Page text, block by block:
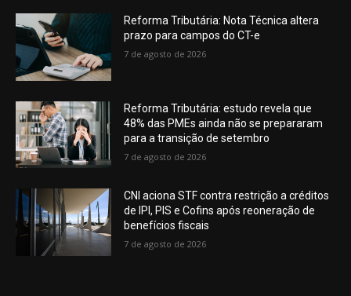
Reforma Tributária: Nota Técnica altera
prazo para campos do CT-e
7 de agosto de 2026
Reforma Tributária: estudo revela que
48% das PMEs ainda não se prepararam
para a transição de setembro
7 de agosto de 2026
CNI aciona STF contra restrição a créditos
de IPI, PIS e Cofins após reoneração de
benefícios fiscais
7 de agosto de 2026